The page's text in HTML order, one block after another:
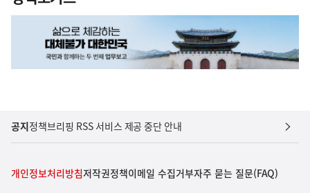
공지정책브리핑 RSS 서비스 제공 중단 안내
개인정보처리방침저작권정책이메일 수집거부자주 묻는 질문(FAQ)